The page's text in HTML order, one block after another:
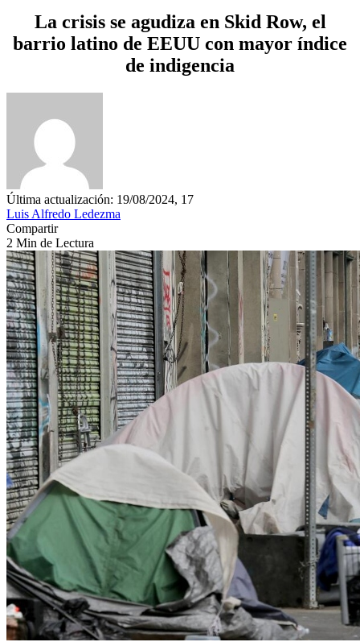
La crisis se agudiza en Skid Row, el
barrio latino de EEUU con mayor índice
de indigencia
Última actualización: 19/08/2024, 17
Luis Alfredo Ledezma
Compartir
2 Min de Lectura